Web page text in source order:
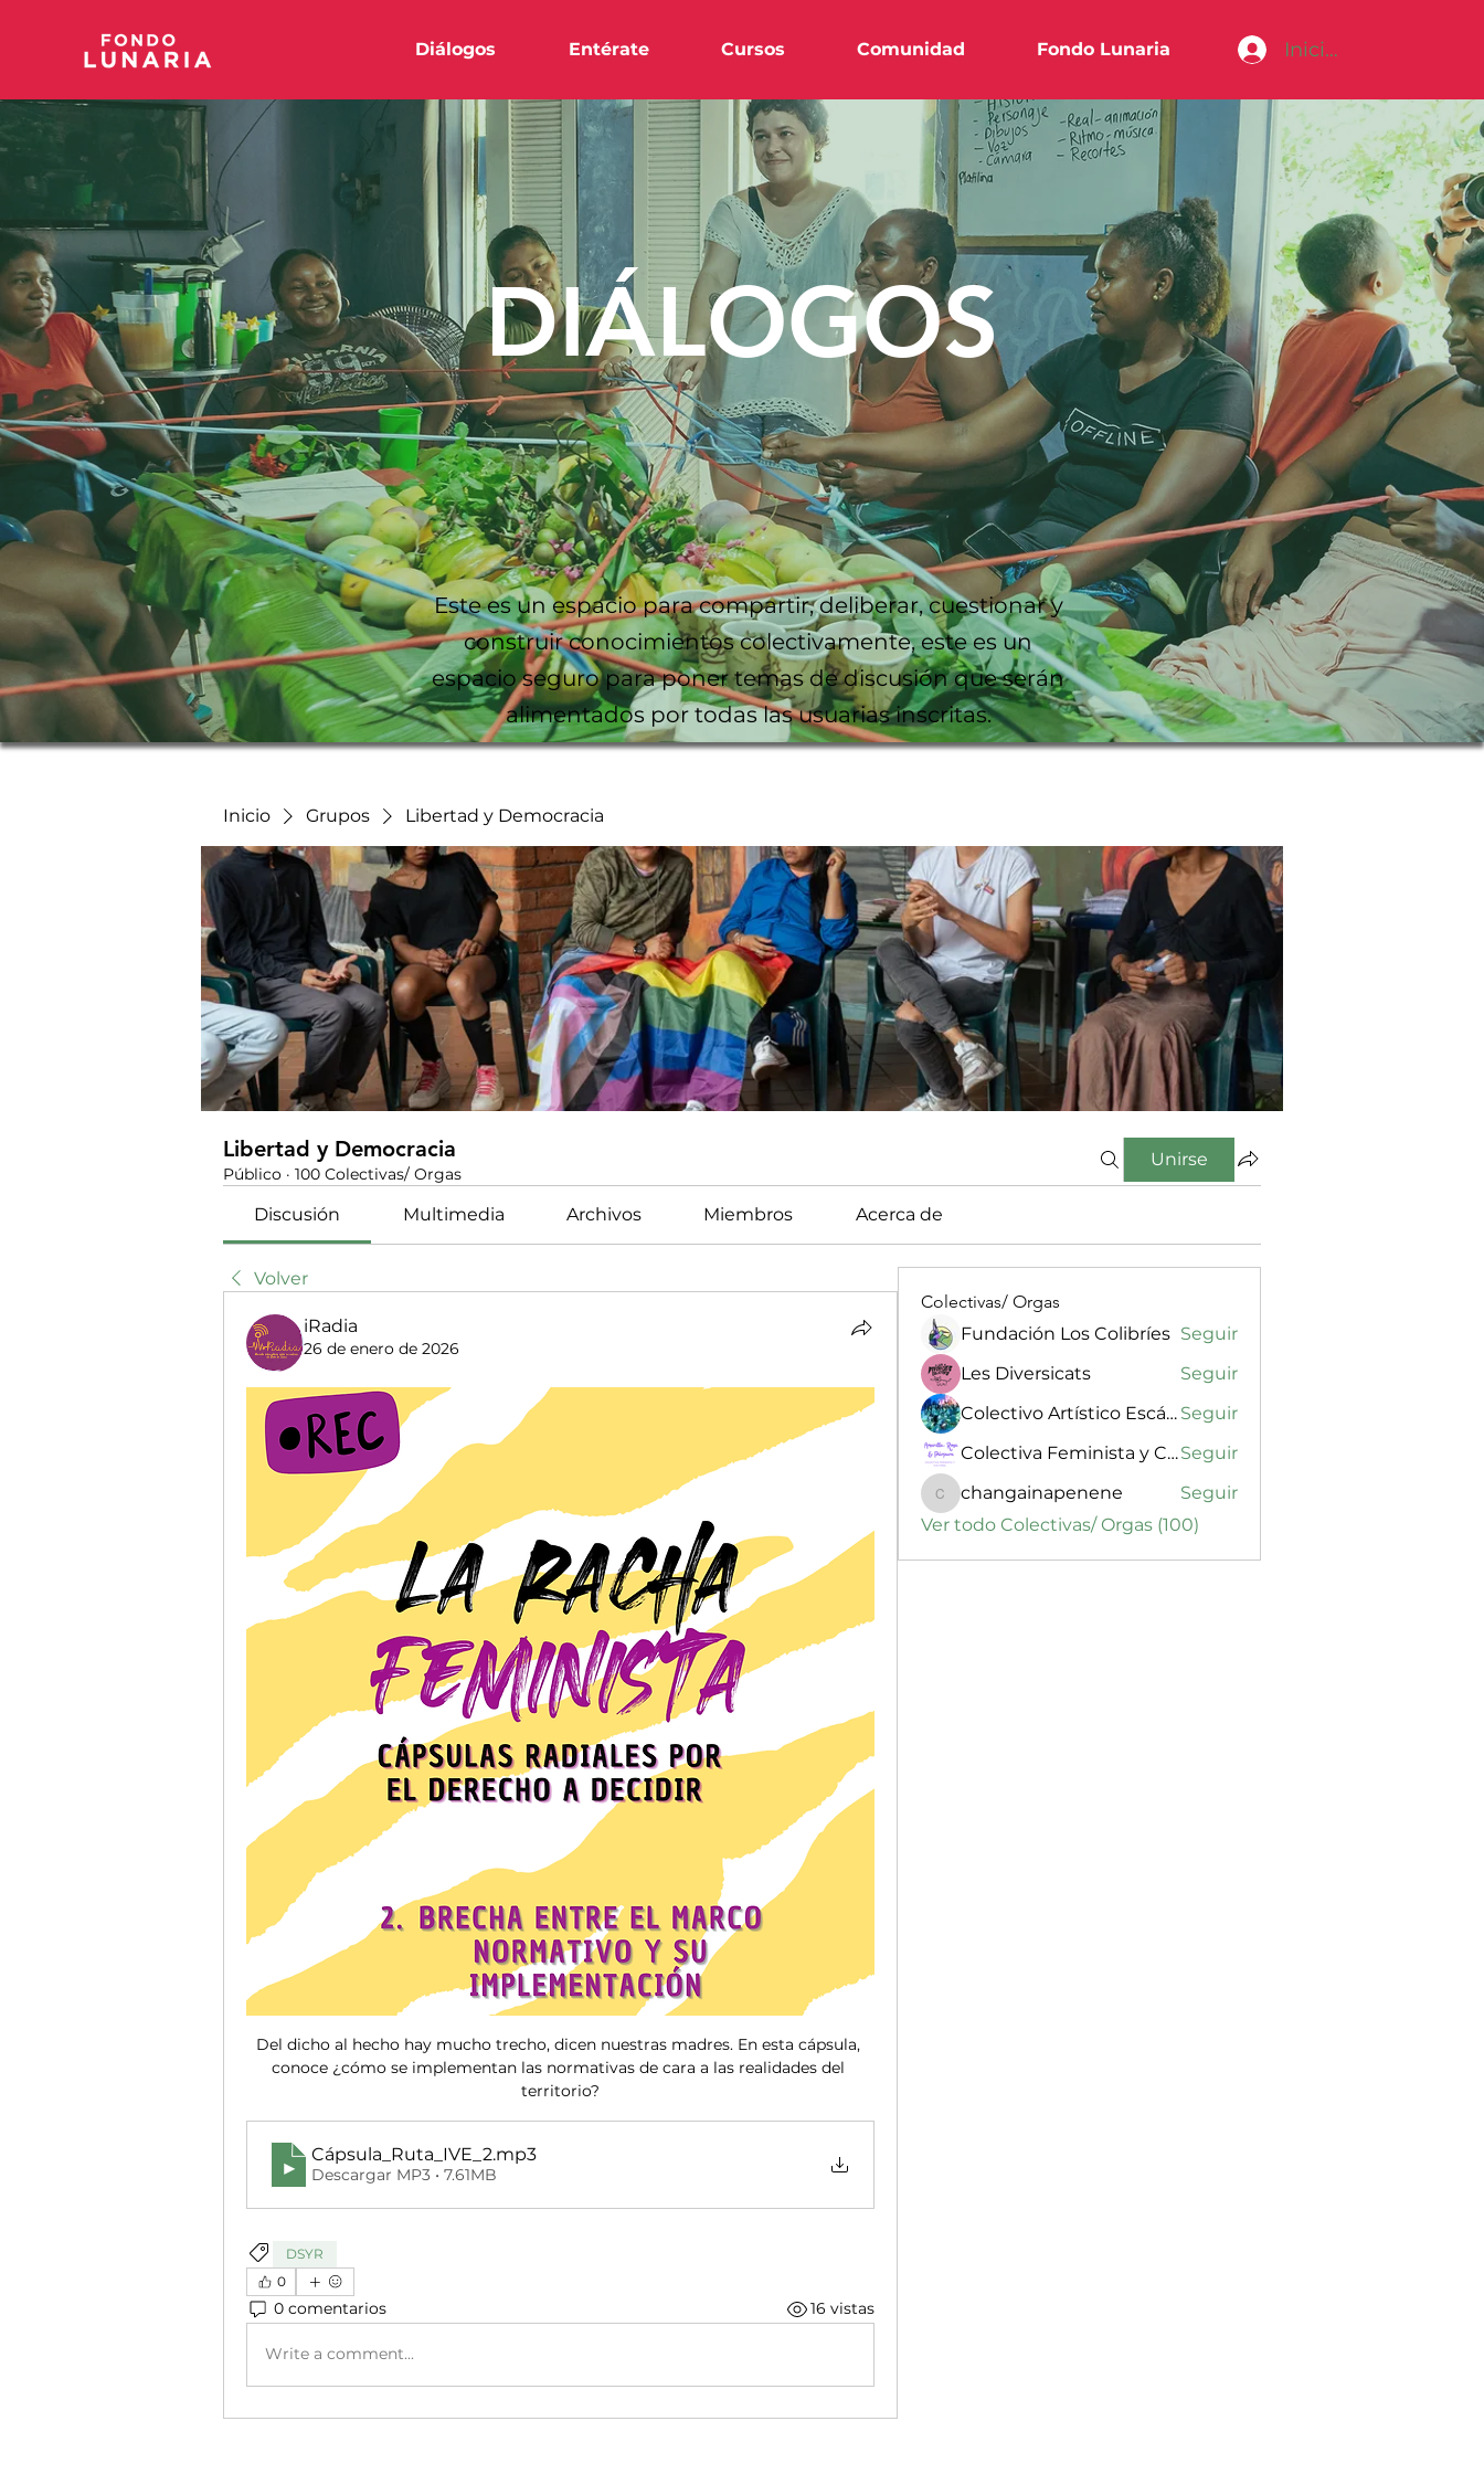
Diálogos Entérate Cursos Comunidad Fondo Lunaria Iniciar sesión
DIÁLOGOS
Este es un espacio para compartir, deliberar, cuestionar y
construir conocimientos colectivamente, este es un
espacio seguro para poner temas de discusión que serán
alimentados por todas las usuarias inscritas.
Inicio Grupos Libertad y Democracia
Libertad y Democracia
Público · 100 Colectivas/ Orgas
Unirse
Discusión Multimedia Archivos Miembros Acerca de
Volver
iRadia
26 de enero de 2026
Del dicho al hecho hay mucho trecho, dicen nuestras madres. En esta cápsula,
conoce ¿cómo se implementan las normativas de cara a las realidades del
territorio?
Cápsula_Ruta_IVE_2.mp3
Descargar MP3 • 7.61MB
DSYR
0
0 comentarios 16 vistas
Write a comment...
Colectivas/ Orgas
Fundación Los Colibríes Seguir
Les Diversicats
Seguir
Colectivo Artístico Escándalx Seguir
Colectiva Feminista y Cultural Amarilla, Rosa & PúrpuraSeguir
changainapenene
changainapenene
Seguir
Ver todo Colectivas/ Orgas (100)